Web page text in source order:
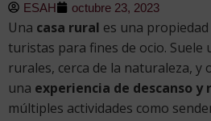
ESAH octubre 23, 2023
Una casa rural es una
turistas para fines de ocio. Suele
rurales, cerca de la naturaleza, y
una experiencia de descanso y
múltiples actividades como